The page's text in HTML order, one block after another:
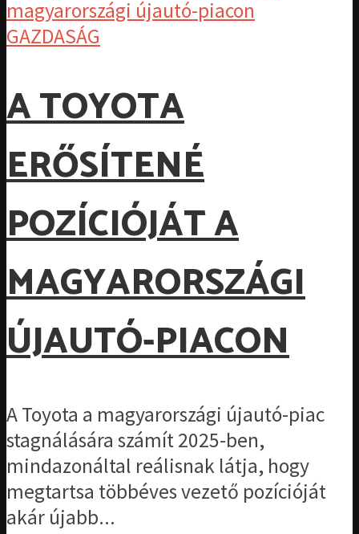
GAZDASÁG
A TOYOTA
ERŐSÍTENÉ
POZÍCIÓJÁT A
MAGYARORSZÁGI
ÚJAUTÓ-PIACON
A Toyota a magyarországi újautó-piac
stagnálására számít 2025-ben,
mindazonáltal reálisnak látja, hogy
megtartsa többéves vezető pozícióját
akár újabb...